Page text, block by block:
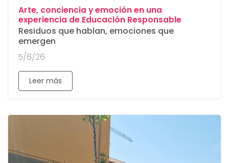
Arte, conciencia y emoción en una
experiencia de Educación Responsable:
Residuos que hablan, emociones que
emergen
5/6/26
Leer más